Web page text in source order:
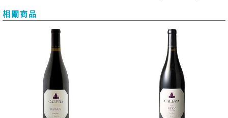
相關商品